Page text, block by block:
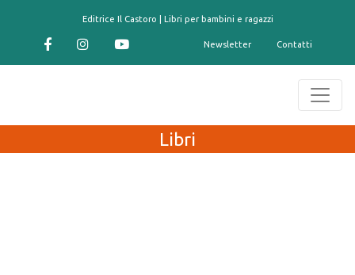
Editrice Il Castoro | Libri per bambini e ragazzi
Newsletter Contatti
Libri